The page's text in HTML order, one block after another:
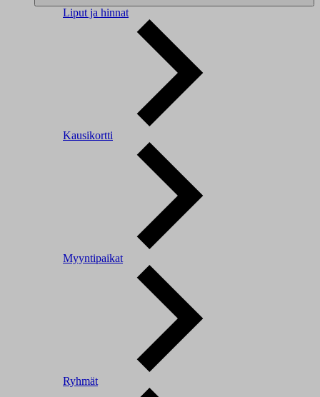
Liput ja hinnat
Kausikortti
Myyntipaikat
Ryhmät